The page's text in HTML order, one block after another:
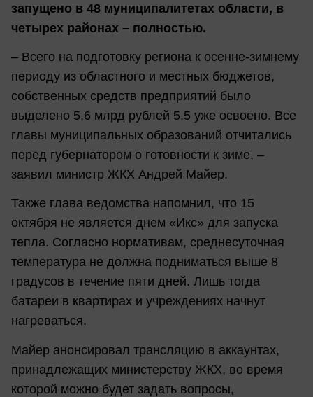
запущено в 48 муниципалитетах области, в
четырех районах – полностью.
– Всего на подготовку региона к осенне-зимнему
периоду из областного и местных бюджетов,
собственных средств предприятий было
выделено 5,6 млрд рублей 5,5 уже освоено. Все
главы муниципальных образований отчитались
перед губернатором о готовности к зиме, –
заявил министр ЖКХ Андрей Майер.
Также глава ведомства напомнил, что 15
октября не является днем «Икс» для запуска
тепла. Согласно нормативам, среднесуточная
температура не должна подниматься выше 8
градусов в течение пяти дней. Лишь тогда
батареи в квартирах и учреждениях начнут
нагреваться.
Майер анонсировал трансляцию в аккаунтах,
принадлежащих министерству ЖКХ, во время
которой можно будет задать вопросы,